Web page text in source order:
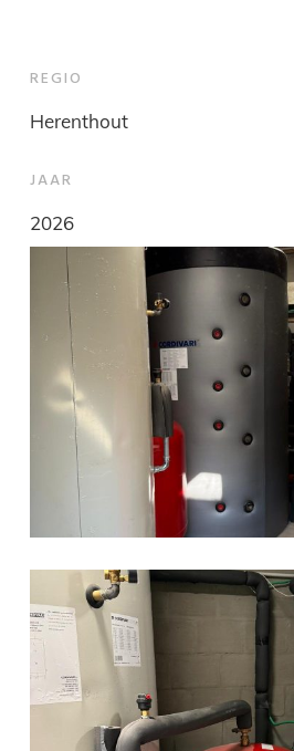
REGIO
Herenthout
JAAR
2026